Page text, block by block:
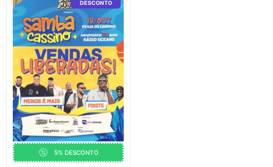
DESCONTO
5% DESCONTO